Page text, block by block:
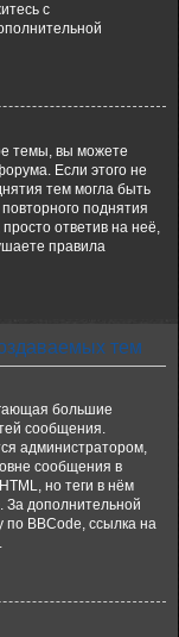
с
темы, вы можете
Если этого не
тем могла быть
поднятия
ответив на неё,
правила
тем
большие
сообщения.
администратором,
сообщения в
но теги в нём
За дополнительной
по BBCode, ссылка на